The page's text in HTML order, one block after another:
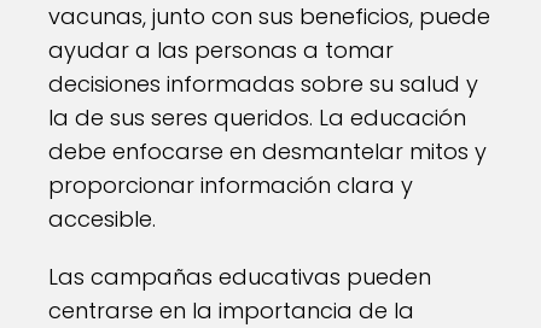
vacunas, junto con sus beneficios, puede
ayudar a las personas a tomar
decisiones informadas sobre su salud y
la de sus seres queridos. La educación
debe enfocarse en desmantelar mitos y
proporcionar información clara y
accesible.
Las campañas educativas pueden
centrarse en la importancia de la